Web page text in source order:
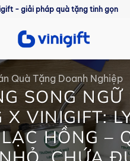
- giải pháp quà tặng tinh gọn
Quà Tặng Doanh Nghiệp
SONG NGỮ
X VINIGIFT:
HỒNG –